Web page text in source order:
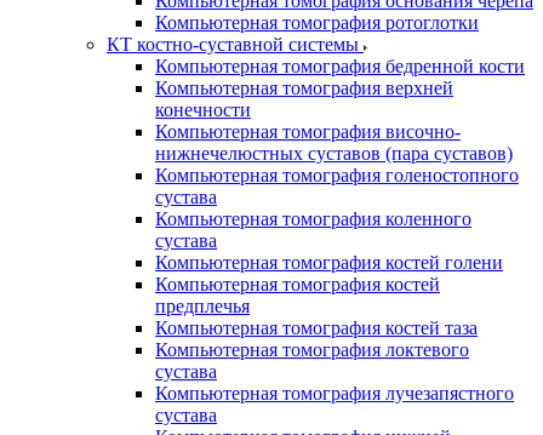
Компьютерная томография ротоглотки
КТ костно-суставной системы
Компьютерная томография бедренной кости
Компьютерная томография верхней
конечности
Компьютерная томография височно-
нижнечелюстных суставов (пара суставов)
Компьютерная томография голеностопного
сустава
Компьютерная томография коленного
сустава
Компьютерная томография костей голени
Компьютерная томография костей
предплечья
Компьютерная томография костей таза
Компьютерная томография локтевого
сустава
Компьютерная томография лучезапястного
сустава